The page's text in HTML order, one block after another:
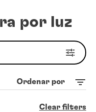
por luz
Ordenar por
Clear filters